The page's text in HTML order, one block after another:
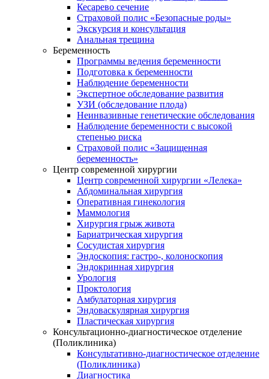
Кесарево сечение
Страховой полис «Безопасные роды»
Экскурсия и консультация
Анальная трещина
Беременность
Программы ведения беременности
Подготовка к беременности
Наблюдение беременности
Экспертное обследование развития
УЗИ (обследование плода)
Неинвазивные генетические обследования
Наблюдение беременности с высокой
степенью риска
Страховой полис «Защищенная
беременность»
Центр современной хирургии
Центр современной хирургии «Лелека»
Абдоминальная хирургия
Оперативная гинекология
Маммология
Хирургия грыж живота
Бариатрическая хирургия
Сосудистая хирургия
Эндоскопия: гастро-, колоноскопия
Эндокринная хирургия
Урология
Проктология
Амбулаторная хирургия
Эндоваскулярная хирургия
Пластическая хирургия
Консультационно-диагностическое отделение
(Поликлиника)
Консультативно-диагностическое отделение
(Поликлиника)
Диагностика